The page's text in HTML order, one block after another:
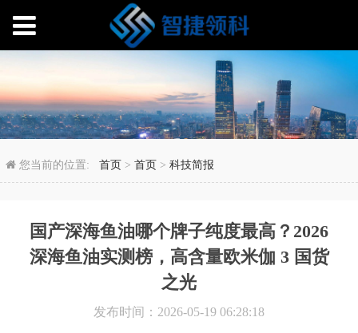
国产深海鱼油哪个牌子
您当前的位置:首页 >首页 >科技简报
国产深海鱼油哪个牌子纯度最高？2026
深海鱼油实测榜，高含量欧米伽 3 国货
之光
发布时间：2026-05-19 06:28:18